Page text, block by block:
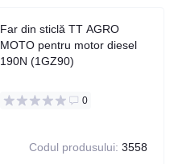
Far din sticlă TT AGRO
MOTO pentru motor diesel
190N (1GZ90)
0
Codul produsului: 3558